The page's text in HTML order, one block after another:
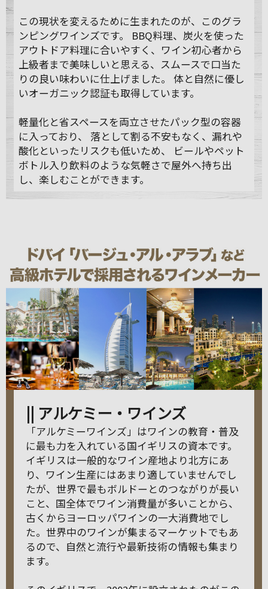
この現状を変えるために生まれたのが、このグラ
ンピングワインズです。 BBQ料理、炭火を使った
アウトドア料理に合いやすく、ワイン初心者から
上級者まで美味しいと思える、スムースで口当た
りの良い味わいに仕上げました。 体と自然に優し
いオーガニック認証も取得しています。
軽量化と省スペースを両立させたパック型の容器
に入っており、 落として割る不安もなく、漏れや
酸化といったリスクも低いため、 ビールやペット
ボトル入り飲料のような気軽さで屋外へ持ち出
し、楽しむことができます。
|| アルケミー・ワインズ
「アルケミーワインズ」はワインの教育・普及
に最も力を入れている国イギリスの資本です。
イギリスは一般的なワイン産地より北方にあ
り、ワイン生産にはあまり適していませんでし
たが、世界で最もボルドーとのつながりが長い
こと、国全体でワイン消費量が多いことから、
古くからヨーロッパワインの一大消費地でし
た。世界中のワインが集まるマーケットでもあ
るので、自然と流行や最新技術の情報も集まり
ます。